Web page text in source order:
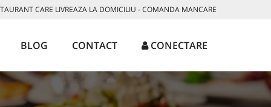
CARE LIVREAZA LA DOMICILIU - COMANDA MANCARE
BLOG CONTACT CONECTARE